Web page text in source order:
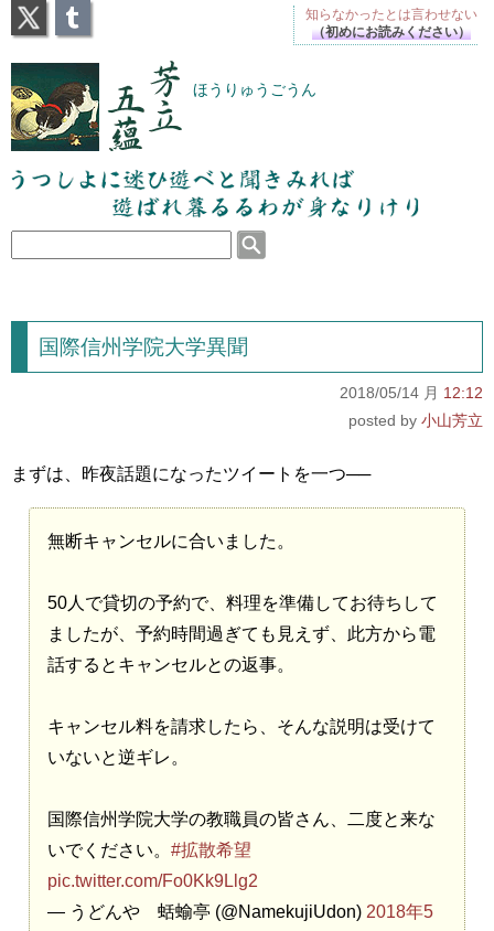
芳立五蘊 ほうりゅうごうん
うつしよに迷ひ遊べと聞きみれば遊ばれ暮るるわが
身なりけり
国際信州学院大学異聞
2018/05/14 月 12:12
小山芳立
まずは、昨夜話題になったツイートを一つ──
無断キャンセルに合いました。
50人で貸切の予約で、料理を準備してお待ちして
ましたが、予約時間過ぎても見えず、此方から電
話するとキャンセルとの返事。
キャンセル料を請求したら、そんな説明は受けて
いないと逆ギレ。
国際信州学院大学の教職員の皆さん、二度と来な
いでください。 #拡散希望
pic.twitter.com/Fo0Kk9Llg2
— うどんや 蛞蝓亭 (@NamekujiUdon) 2018年5
知らなかったとは言わせない
（初めにお読みください）
X Tumblr